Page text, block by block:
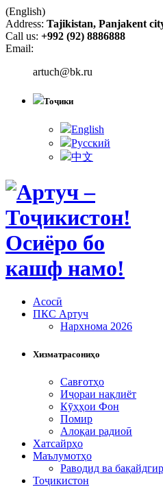
(English)
Address: Tajikistan, Panjakent
Call us: +992 (92) 8886888
Email:
artuch@bk.ru
Тоҷики
English
Русский
中文
Асосӣ
ПКС Артуч
Нархнома 2026
Хизматрасониҳо
Савғотҳо
Иҷораи нақлиёт
Кӯҳҳои Фон
Помир
Алоқаи радиоӣ
Хатсайрҳо
Маълумотҳо
Раводид ва
Тоҷикистон